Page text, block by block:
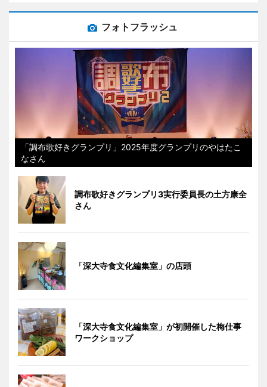
フォトフラッシュ
「調布歌好きグランプリ」2025年度グランプリのやはたこ
なさん
調布歌好きグランプリ3実行委員長の土方康全
さん
「深大寺食文化編集室」の店頭
「深大寺食文化編集室」が初開催した梅仕事
ワークショップ